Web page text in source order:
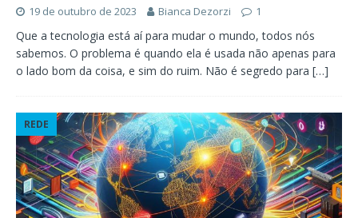
19 de outubro de 2023 Bianca Dezorzi 1
Que a tecnologia está aí para mudar o mundo, todos nós
sabemos. O problema é quando ela é usada não apenas para
o lado bom da coisa, e sim do ruim. Não é segredo para […]
REDE